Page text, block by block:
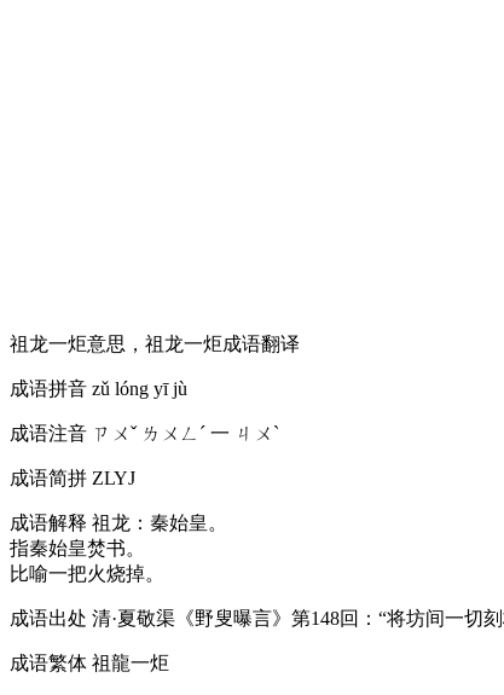
祖龙一炬意思，祖龙一炬成语翻译
成语拼音 zǔ lóng yī jù
成语注音 ㄗㄨˇ ㄌㄨㄥˊ 一 ㄐㄨˋ
成语简拼 ZLYJ
成语解释 祖龙：秦始皇。
指秦始皇焚书。
比喻一把火烧掉。
成语出处 清·夏敬渠《野叟曝言》第148回：“将坊间一切
成语繁体 祖龍一炬